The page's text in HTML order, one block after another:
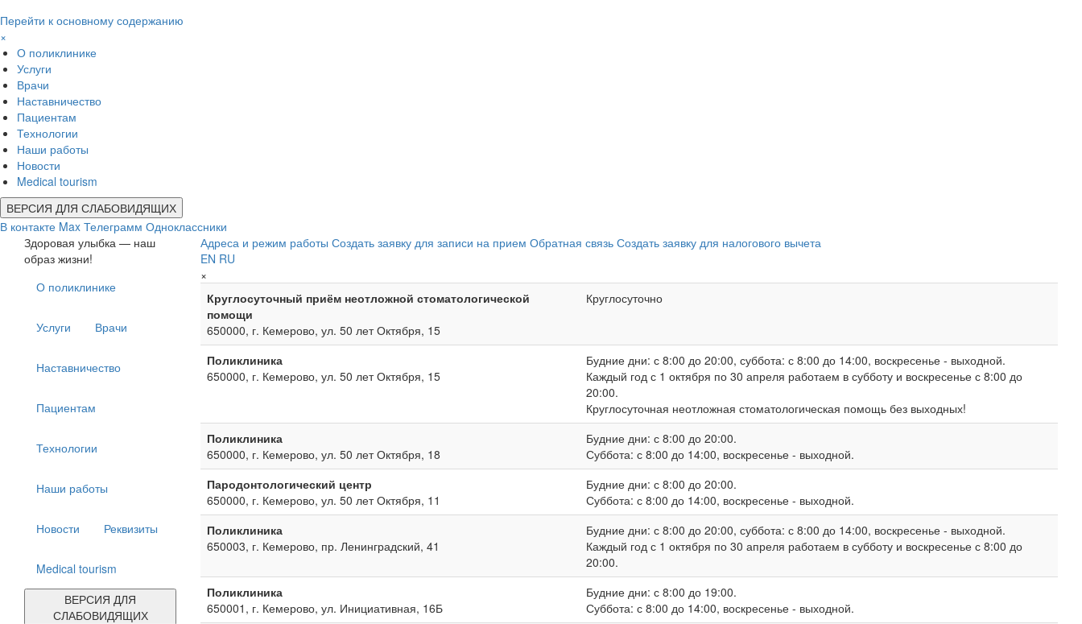
Перейти к основному содержанию
×
О поликлинике
Услуги
Врачи
Наставничество
Пациентам
Технологии
Наши работы
Новости
Medical tourism
ВЕРСИЯ ДЛЯ СЛАБОВИДЯЩИХ
В контакте Max Телеграмм Одноклассники
Здоровая улыбка — наш
образ жизни!
О поликлинике
Услуги Врачи
Наставничество
Пациентам
Технологии
Наши работы
Новости Реквизиты
Medical tourism
ВЕРСИЯ ДЛЯ
СЛАБОВИДЯЩИХ
Адреса и режим работы Создать заявку для записи на прием Обратная связь Создать заявку для налогового вычета
EN RU
×
Круглосуточный приём неотложной стоматологической
помощи
650000, г. Кемерово, ул. 50 лет Октября, 15
Круглосуточно
Поликлиника
650000, г. Кемерово, ул. 50 лет Октября, 15
Будние дни: с 8:00 до 20:00, суббота: с 8:00 до 14:00, воскресенье - выходной.
Каждый год с 1 октября по 30 апреля работаем в субботу и воскресенье с 8:00 до
20:00.
Круглосуточная неотложная стоматологическая помощь без выходных!
Поликлиника
650000, г. Кемерово, ул. 50 лет Октября, 18
Будние дни: с 8:00 до 20:00.
Суббота: с 8:00 до 14:00, воскресенье - выходной.
Пародонтологический центр
650000, г. Кемерово, ул. 50 лет Октября, 11
Будние дни: с 8:00 до 20:00.
Суббота: с 8:00 до 14:00, воскресенье - выходной.
Поликлиника
650003, г. Кемерово, пр. Ленинградский, 41
Будние дни: с 8:00 до 20:00, суббота: с 8:00 до 14:00, воскресенье - выходной.
Каждый год с 1 октября по 30 апреля работаем в субботу и воскресенье с 8:00 до
20:00.
Поликлиника
650001, г. Кемерово, ул. Инициативная, 16Б
Будние дни: с 8:00 до 19:00.
Суббота: с 8:00 до 14:00, воскресенье - выходной.